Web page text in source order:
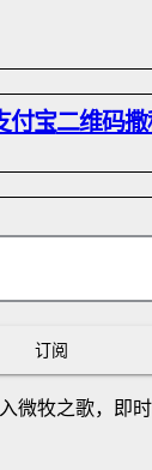
付宝二维码撒
订阅
微牧之歌，即